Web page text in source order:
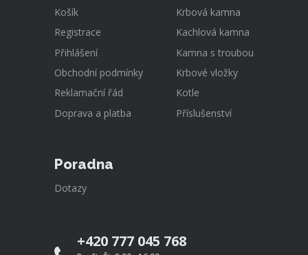
Košík
Registrace
Přihlášení
Obchodní podmínky
Reklamační řád
Doprava a platba
Krbová kamna
Kachlová kamna
Kamna s troubou
Krbové vložky
Kotle
Příslušenství
Poradna
Dotazy
+420 777 045 768